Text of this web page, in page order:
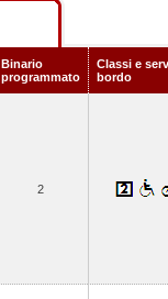
Binario
programmato
Classi e
bordo
2